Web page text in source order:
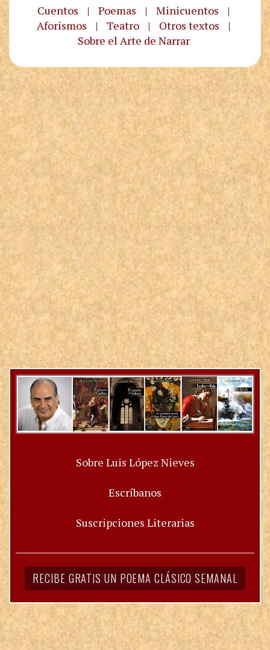
Cuentos | Poemas | Minicuentos
|
Aforismos
| Teatro | Otros textos
|
Sobre el Arte de Narrar
Sobre Luis López Nieves
Escríbanos
Suscripciones Literarias
RECIBE GRATIS UN POEMA CLÁSICO SEMANAL